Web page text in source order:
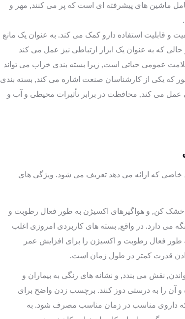
ماشین های پیشرفته ای است که پر می کنند, مهر و
و قابلیت استفاده دارو کمک می کند. به عنوان یک مانع
که به عنوان یک ابزار ارتباطی نیز عمل می کند
عمومی حیاتی است, زیرا بسته بندی خراب می تواند
که یکی از کارشناسان صنعت اشاره می کند, بسته بندی
عمل می کند, محافظت در برابر تأثیرات محیطی و آب و
خاصی که ارائه می دهد تعریف می شود. ویژگی های
خشک کن, و هواگیرهای اکسیژن به طور فعال رطوبت و
می دارد. در واقع, بسته های کاربردی امروزی اغلب
طور فعال رطوبت و اکسیژن را برای افزایش عمر
قدرت کمتر در طول زمان است.
نقش می بندد, و نشانه های رنگی به بیماران و
و آن را به درستی دوز کنند. برچسب زدن واضح برای
که داروی مناسب در زمان مناسب مصرف شود. به